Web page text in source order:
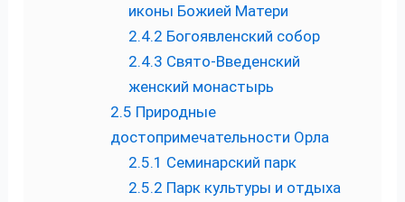
иконы Божией Матери
2.4.2 Богоявленский собор
2.4.3 Свято-Введенский
женский монастырь
2.5 Природные
достопримечательности Орла
2.5.1 Семинарский парк
2.5.2 Парк культуры и отдыха